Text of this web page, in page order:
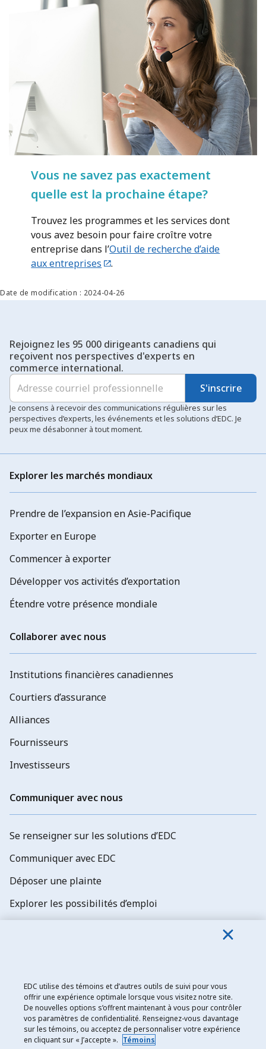
Vous ne savez pas exactement
quelle est la prochaine étape?
Trouvez les programmes et les services dont
vous avez besoin pour faire croître votre
entreprise dans l’Outil de recherche d’aide
aux entreprises
.
Date de modification : 2024-04-26
Rejoignez les 95 000 dirigeants canadiens qui
reçoivent nos perspectives d'experts en
commerce international.
S'inscrire
Je consens à recevoir des communications régulières sur les
perspectives d’experts, les événements et les solutions d’EDC. Je
peux me désabonner à tout moment.
Explorer les marchés mondiaux
Prendre de l’expansion en Asie-Pacifique
Exporter en Europe
Commencer à exporter
Développer vos activités d’exportation
Étendre votre présence mondiale
Collaborer avec nous
Institutions financières canadiennes
Courtiers d’assurance
Alliances
Fournisseurs
Investisseurs
Communiquer avec nous
Se renseigner sur les solutions d’EDC
Communiquer avec EDC
Déposer une plainte
Explorer les possibilités d’emploi
Exportation et développement Canada
Énoncé de confidentialité
EDC utilise des témoins et d’autres outils de suivi pour vous
offrir une expérience optimale lorsque vous visitez notre site.
De nouvelles options s’offrent maintenant à vous pour contrôler
vos paramètres de confidentialité. Renseignez-vous davantage
sur les témoins, ou acceptez de personnaliser votre expérience
en cliquant sur « J’accepte ». Témoins